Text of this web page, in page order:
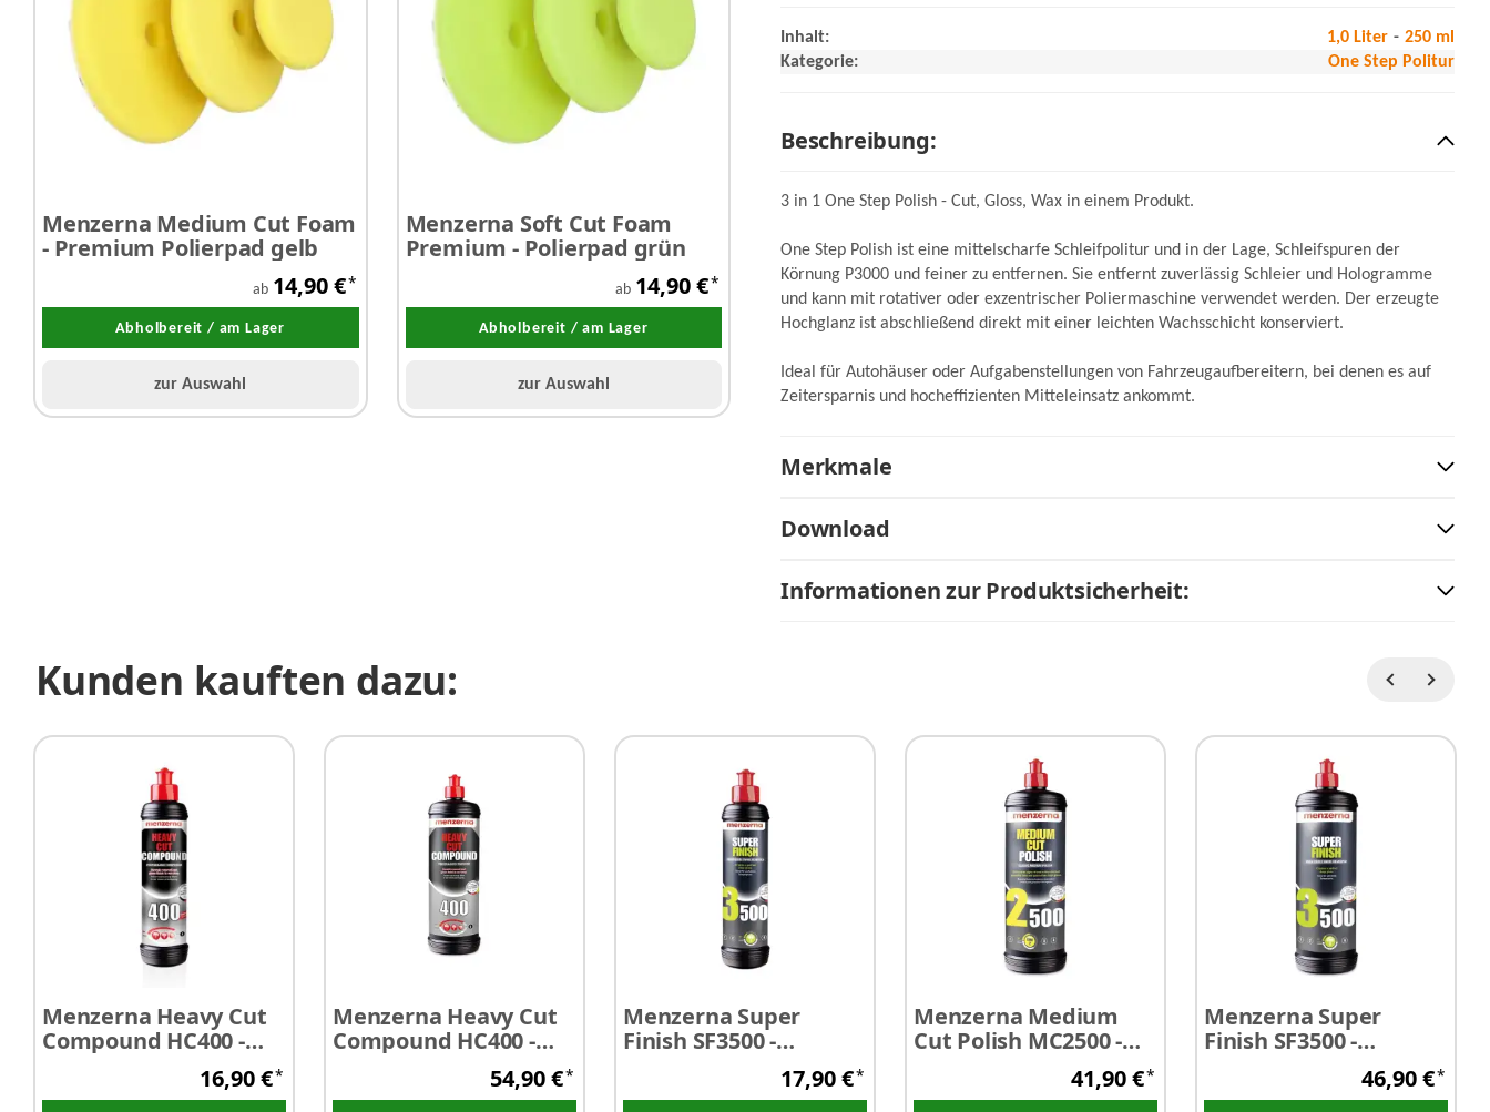
Menzerna Medium Cut Foam
- Premium Polierpad gelb
ab 14,90 €*
Abholbereit / am Lager
zur Auswahl
Menzerna Soft Cut Foam
Premium - Polierpad grün
ab 14,90 €*
Abholbereit / am Lager
zur Auswahl
10,95 €*
Abholbereit / am Lager
Premium Polierpad blau
ab 14,90 €
Abholbereit / am Lager
zur Auswahl
Inhalt: 1,0 Liter
250 ml
Kategorie:
One Step Politur
Beschreibung:
3 in 1 One Step Polish - Cut, Gloss, Wax in einem Produkt.
One Step Polish ist eine mittelscharfe Schleifpolitur und in der Lage, Schleifspuren der
Körnung P3000 und feiner zu entfernen. Sie entfernt zuverlässig Schleier und Hologramme
und kann mit rotativer oder exzentrischer Poliermaschine verwendet werden. Der erzeugte
Hochglanz ist abschließend direkt mit einer leichten Wachsschicht konserviert.
Ideal für Autohäuser oder Aufgabenstellungen von Fahrzeugaufbereitern, bei denen es auf
Zeitersparnis und hocheffizienten Mitteleinsatz ankommt.
Merkmale
Download
Informationen zur Produktsicherheit:
Kunden kauften dazu:
Menzerna Heavy Cut
Compound HC400 -
Schleifpaste 250 ml
16,90 €*
Menzerna Heavy Cut
Compound HC400 -
Schleifpaste 1,0 Liter
54,90 €*
Menzerna Super
Finish SF3500 -
Antihologramm17,90 €*
Menzerna Medium
Cut Polish MC2500 -
Feinschleifpaste 1,0
41,90 €*
Menzerna Super
Finish SF3500 -
Antihologramm
Politur 1,0 Liter46,90 €*